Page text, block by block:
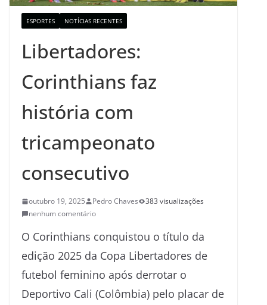
ESPORTES NOTÍCIAS RECENTES
Libertadores:
Corinthians faz
história com
tricampeonato
consecutivo
outubro 19, 2025 Pedro Chaves
383 visualizações
nenhum comentário
O Corinthians conquistou o título da
edição 2025 da Copa Libertadores de
futebol feminino após derrotar o
Deportivo Cali (Colômbia) pelo placar de